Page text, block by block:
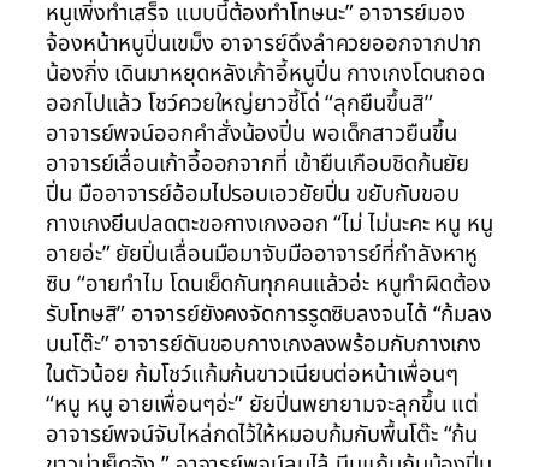
หนูเพิ่งทำเสร็จ แบบนี้ต้องทำโทษนะ” อาจารย์มอง
จ้องหน้าหนูปิ่นเขม็ง อาจารย์ดึงลำควยออกจากปาก
น้องกิ่ง เดินมาหยุดหลังเก้าอี้หนูปิ่น กางเกงโดนถอด
ออกไปแล้ว โชว์ควยใหญ่ยาวชี้โด่ “ลุกยืนขึ้นสิ”
อาจารย์พจน์ออกคำสั่งน้องปิ่น พอเด็กสาวยืนขึ้น
อาจารย์เลื่อนเก้าอี้ออกจากที่ เข้ายืนเกือบชิดก้นยัย
ปิ่น มืออาจารย์อ้อมไปรอบเอวยัยปิ่น ขยับกับขอบ
กางเกงยีนปลดตะขอกางเกงออก “ไม่ ไม่นะคะ หนู หนู
อายอ่ะ” ยัยปิ่นเลื่อนมือมาจับมืออาจารย์ที่กำลังหาหู
ซิบ “อายทำไม โดนเย็ดกันทุกคนแล้วอ่ะ หนูทำผิดต้อง
รับโทษสิ” อาจารย์ยังคงจัดการรูดซิบลงจนได้ “ก้มลง
บนโต๊ะ” อาจารย์ดันขอบกางเกงลงพร้อมกับกางเกง
ในตัวน้อย ก้มโชว์แก้มก้นขาวเนียนต่อหน้าเพื่อนๆ
“หนู หนู อายเพื่อนๆอ่ะ” ยัยปิ่นพยายามจะลุกขึ้น แต่
อาจารย์พจน์จับไหล่กดไว้ให้หมอบก้มกับพื้นโต๊ะ “ก้น